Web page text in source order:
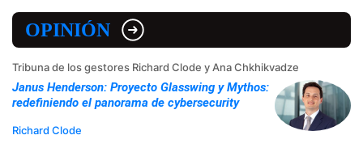
OPINIÓN
Tribuna de los gestores Richard Clode y Ana Chkhikvadze
Janus Henderson: Proyecto Glasswing y Mythos:
redefiniendo el panorama de cybersecurity
Richard Clode